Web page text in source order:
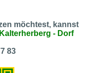
möchtest, kannst
- Dorf
83